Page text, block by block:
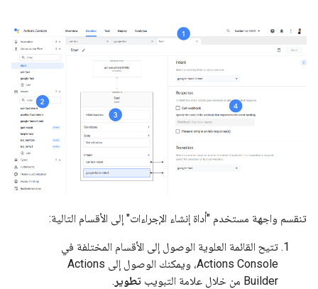
تنقسم واجهة مستخدم "أداة إنشاء الإجراءات" إلى الأقسام التالية:
تتيح القائمة العلوية الوصول إلى الأقسام المختلفة في
Actions Console، ويمكنك الوصول إلى Actions
Builder من خلال علامة التبويب
تطوير .